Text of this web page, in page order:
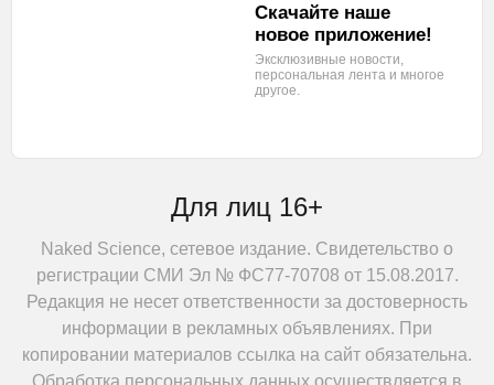
Для лиц 16+
Naked Science, сетевое издание. Свидетельство о
регистрации СМИ Эл № ФС77-70708 от 15.08.2017.
Редакция не несет ответственности за достоверность
информации в рекламных объявлениях. При
копировании материалов ссылка на сайт обязательна.
Обработка персональных данных осуществляется в
Скачайте наше
новое приложение!
Эксклюзивные новости,
персональная лента и многое
другое.